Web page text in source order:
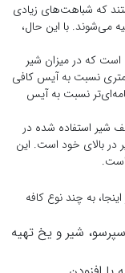
که شباهت‌های زیادی
می‌شوند. با این حال،
که در میزان شیر
نسبت به آیس کافی
نسبت به آیس
شیر استفاده شده در
در بالای خود است. این
به چند نوع کافه
شیر و یخ تهیه